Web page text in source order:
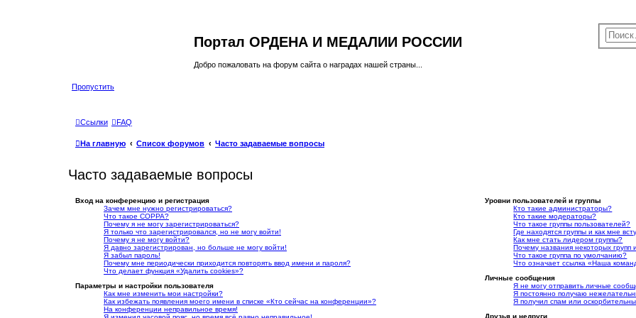
Портал ОРДЕНА И МЕДАЛИИ РОССИИ
Добро пожаловать на форум сайта о наградах нашей страны...
Пропустить
Ссылки FAQ
На главную Список форумов Часто задаваемые вопросы
Часто задаваемые вопросы
Вход на конференцию и регистрация
Зачем мне нужно регистрироваться?
Что такое COPPA?
Почему я не могу зарегистрироваться?
Я только что зарегистрировался, но не могу войти!
Почему я не могу войти?
Я давно зарегистрирован, но больше не могу войти!
Я забыл пароль!
Почему мне периодически приходится повторять ввод имени и пароля?
Что делает функция «Удалить cookies»?
Параметры и настройки пользователя
Как мне изменить мои настройки?
Как избежать появления моего имени в списке «Кто сейчас на конференции»?
На конференции неправильное время!
Уровни пользователей и группы
Кто такие администраторы?
Кто такие модераторы?
Что такое группы пользователей?
Где находятся группы и как мне
Как мне стать лидером группы?
Почему названия некоторых
Что такое группа по умолчанию?
Что означает ссылка «Наша
Личные сообщения
Я не могу отправить личные
Я постоянно получаю
Я получил спам или